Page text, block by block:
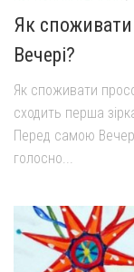
Як споживати
Вечері?
Як споживати
сходить перша
Перед самою
голосно...